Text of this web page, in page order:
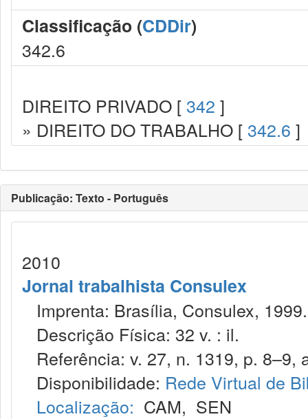
Classificação (CDDir)
342.6
DIREITO PRIVADO [ 342 ]
» DIREITO DO TRABALHO [ 342.6 ]
Publicação: Texto - Português
2010
Jornal trabalhista Consulex
Imprenta: Brasília, Consulex, 1999.
Descrição Física: 32 v. : il.
Referência: v. 27, n. 1319, p. 8–9,
Disponibilidade: Rede Virtual de
Localização: CAM, SEN